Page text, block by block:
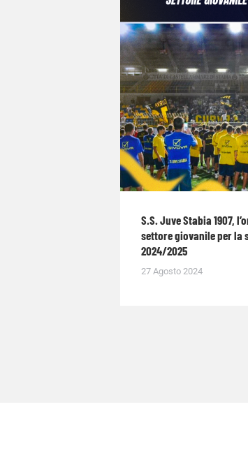
S.S. Juve Stabia 1907,
settore giovanile per la
2024/2025
27 Agosto 2024